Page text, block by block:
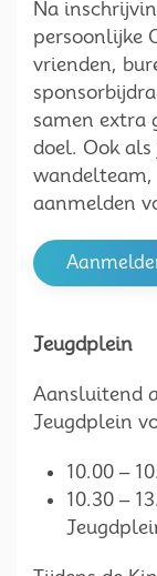
Na
persoonlijke
vrienden,
samen extra
doel. Ook
wandelteam,
aanmelden
Jeugdplein
Aansluitend
Jeugdplein
10.00 –
10.30 –